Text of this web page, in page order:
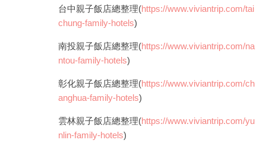
台中親子飯店總整理(https://www.viviantrip.com/tai
chung-family-hotels)
南投親子飯店總整理(https://www.viviantrip.com/na
ntou-family-hotels)
彰化親子飯店總整理(https://www.viviantrip.com/ch
anghua-family-hotels)
雲林親子飯店總整理(https://www.viviantrip.com/yu
nlin-family-hotels)